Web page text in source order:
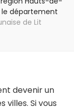
le département
de Lit
devenir un
Si vous